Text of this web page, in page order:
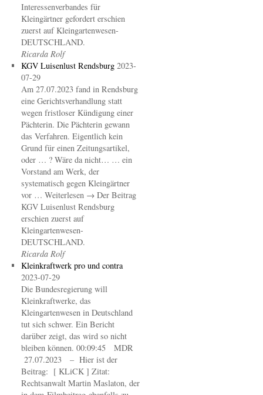
Interessenverbandes für
Kleingärtner gefordert erschien
zuerst auf Kleingartenwesen-
DEUTSCHLAND.
Ricarda Rolf
KGV Luisenlust Rendsburg 2023-
07-29
Am 27.07.2023 fand in Rendsburg
eine Gerichtsverhandlung statt
wegen fristloser Kündigung einer
Pächterin. Die Pächterin gewann
das Verfahren. Eigentlich kein
Grund für einen Zeitungsartikel,
oder … ? Wäre da nicht… … ein
Vorstand am Werk, der
systematisch gegen Kleingärtner
vor … Weiterlesen → Der Beitrag
KGV Luisenlust Rendsburg
erschien zuerst auf
Kleingartenwesen-
DEUTSCHLAND.
Ricarda Rolf
Kleinkraftwerk pro und contra
2023-07-29
Die Bundesregierung will
Kleinkraftwerke, das
Kleingartenwesen in Deutschland
tut sich schwer. Ein Bericht
darüber zeigt, das wird so nicht
bleiben können. 00:09:45 MDR
27.07.2023 – Hier ist der
Beitrag: [ KLiCK ] Zitat:
Rechtsanwalt Martin Maslaton, der